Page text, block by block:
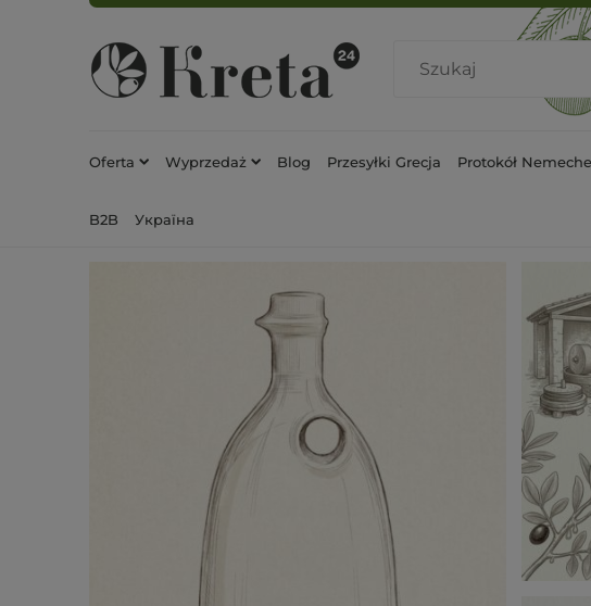
Oferta Wyprzedaż Blog Przesyłki Grecja Protokół
B2B Україна